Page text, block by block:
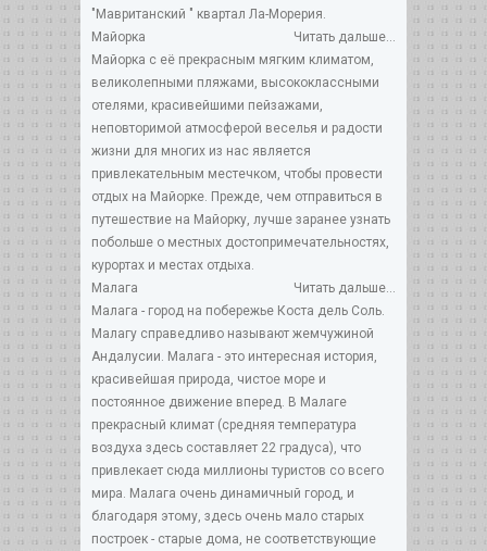
"Мавританский " квартал Ла-Морерия.
Читать дальше...
Майорка
Майорка с её прекрасным мягким климатом,
великолепными пляжами, высококлассными
отелями, красивейшими пейзажами,
неповторимой атмосферой веселья и радости
жизни для многих из нас является
привлекательным местечком, чтобы провести
отдых на Майорке. Прежде, чем отправиться в
путешествие на Майорку, лучше заранее узнать
побольше о местных достопримечательностях,
курортах и местах отдыха.
Читать дальше...
Малага
Малага - город на побережье Коста дель Соль.
Малагу справедливо называют жемчужиной
Андалусии. Малага - это интересная история,
красивейшая природа, чистое море и
постоянное движение вперед. В Малаге
прекрасный климат (средняя температура
воздуха здесь составляет 22 градуса), что
привлекает сюда миллионы туристов со всего
мира. Малага очень динамичный город, и
благодаря этому, здесь очень мало старых
построек - старые дома, не соответствующие